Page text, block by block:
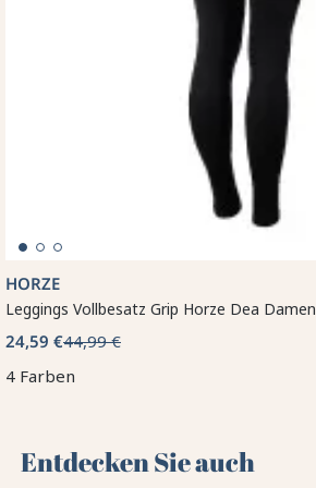
HORZE
Leggings Vollbesatz Grip Horze Dea Damen
24,59 €44,99 €
4 Farben
Entdecken Sie auch 🌻